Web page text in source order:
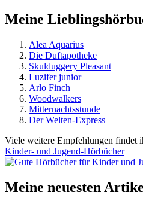
Meine
Alea Aquarius
Die Duftapotheke
Skulduggery Pleasant
Luzifer junior
Arlo Finch
Woodwalkers
Mitternachtsstunde
Der Welten-Express
Viele weitere Empfehlungen findet
Kinder- und Jugend-Hörbücher
Meine neuesten